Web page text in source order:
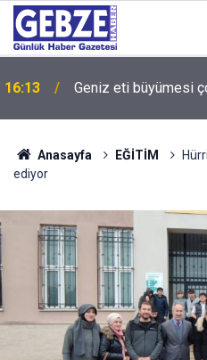
16:13 Geniz eti büyümesi
15:27 Bilişim 500
Anasayfa EĞİTİM
ediyor